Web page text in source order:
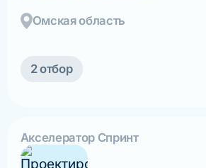
Омская область
2 отбор
Акселератор Спринт